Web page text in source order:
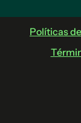
Políticas